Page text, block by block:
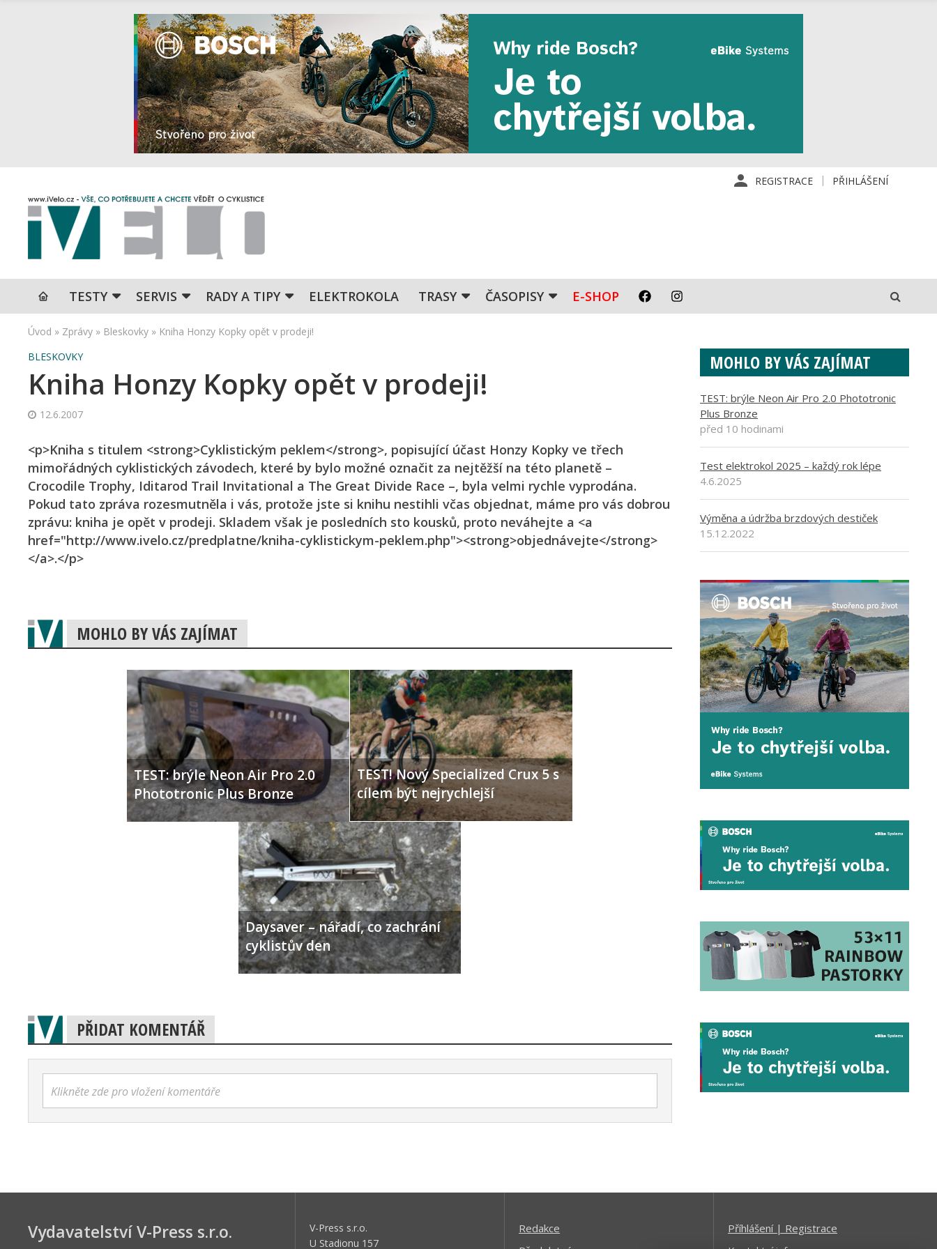
REGISTRACE PŘIHLÁŠENÍ
TESTY SERVIS RADY A TIPY ELEKTROKOLA TRASY ČASOPISY E-SHOP
Úvod » Zprávy » Bleskovky » Kniha Honzy Kopky opět v prodeji!
BLESKOVKY
Kniha Honzy Kopky opět v prodeji!
12.6.2007
<p>Kniha s titulem <strong>Cyklistickým peklem</strong>, popisující účast Honzy Kopky ve třech
mimořádných cyklistických závodech, které by bylo možné označit za nejtěžší na této planetě –
Crocodile Trophy, Iditarod Trail Invitational a The Great Divide Race –, byla velmi rychle vyprodána.
Pokud tato zpráva rozesmutněla i vás, protože jste si knihu nestihli včas objednat, máme pro vás dobrou
zprávu: kniha je opět v prodeji. Skladem však je posledních sto kousků, proto neváhejte a <a
href="http://www.ivelo.cz/predplatne/kniha-cyklistickym-peklem.php"><strong>objednávejte</strong>
</a>.</p>
MOHLO BY VÁS ZAJÍMAT
TEST: brýle Neon Air Pro 2.0
Phototronic Plus Bronze
TEST! Nový Specialized Crux 5 s
cílem být nejrychlejší
Daysaver – nářadí, co zachrání
cyklistův den
PŘIDAT KOMENTÁŘ
Klikněte zde pro vložení komentáře
MOHLO BY VÁS ZAJÍMAT
TEST: brýle Neon Air Pro 2.0 Phototronic
Plus Bronze
před 10 hodinami
Test elektrokol 2025 – každý rok lépe
4.6.2025
Výměna a údržba brzdových destiček
15.12.2022
Vydavatelství V-Press s.r.o.
V-Press s.r.o.
U Stadionu 157
Redakce
Příhlášení | Registrace